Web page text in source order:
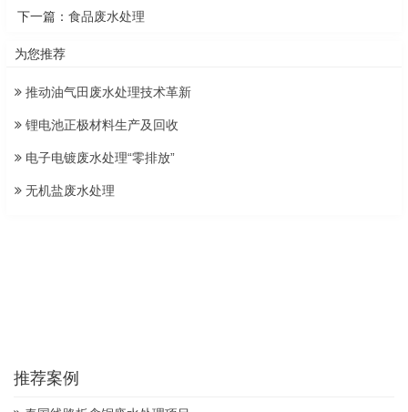
下一篇： 食品废水处理
为您推荐
推动油气田废水处理技术革新
锂电池正极材料生产及回收
电子电镀废水处理“零排放”
无机盐废水处理
推荐案例